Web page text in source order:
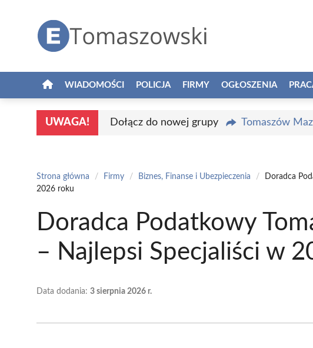
WIADOMOŚCI POLICJA FIRMY OGŁOSZENIA
UWAGA! Dołącz do nowej grupy Tomaszów
Strona główna / Firmy / Biznes, Finanse i Ubezpieczenia /
Doradca
2026 roku
Doradca Podatkowy
– Najlepsi Specjaliści w
Data dodania: 3 sierpnia 2026 r.